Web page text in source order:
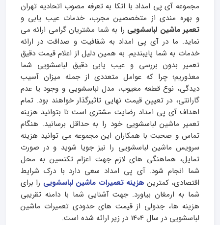
مجموعه آی پی امداد با اتکا به تعرفه مصوب اتحادیه تهران
و بهره‌ مندی از متخصصین مجرب، خدمات عیب‌ یابی و
تعمیر ماشین لباسشویی را به شما مشتریان گرامی ارائه می‌
نماید. ما در آی پی امداد به شفافیت و صداقت در ارائه
خدمات به شما پایبندیم. به همین دلیل از اعلام قیمت دقیق
تعمیر بدون بررسی و عیب‌ یابی دقیق لباسشویی شما
معذوریم؛ چرا که عوامل متعددی از جمله میزان آسیب‌
دیدگی، نوع قطعه معیوب، مدل لباسشویی و وجود یا عدم
گارانتی، در تعیین قیمت نهایی تاثیرگذار خواهند بود. تمام
اهداف آی پی امداد رضایت مشتری است تا بتوانید هزینه
تعمیر ماشین لباسشویی خود را به حداقل برسانید. هنگام
تماس و صحبت با همکاران این مجموعه می توانید هزینه
سرویس ماشین لباسشویی را نیز جویا شوید و در صورت
تمایل، هماهنگی های لازم جهت اعزام تکنسین به محل
شما انجام شود. آی پی امداد سعی دارد با درک شرایط
اقتصادی، کمترین هزینه تعمیرات ماشین لباسشویی را برای
شما به ارمغان بیاورد. جهت آشنایی شما با دامنه تقریبی
هزینه‌ ها، جدولی از قیمت‌ های حدودی تعمیرات ماشین
لباسشویی در سال 1404 در زیر ارائه شده است.